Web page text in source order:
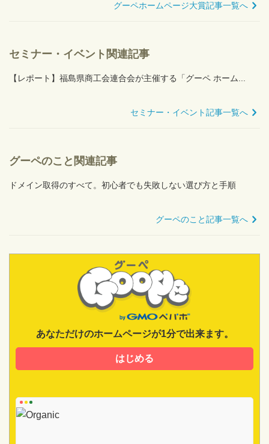
グーペホームページ大賞記事一覧へ
セミナー・イベント関連記事
【レポート】福島県商工会連合会が主催する「グーペ ホーム...
セミナー・イベント記事一覧へ
グーペのこと関連記事
ドメイン取得のすべて。初心者でも失敗しない選び方と手順
グーペのこと記事一覧へ
あなただけのホームページが1分で出来ます。
はじめる